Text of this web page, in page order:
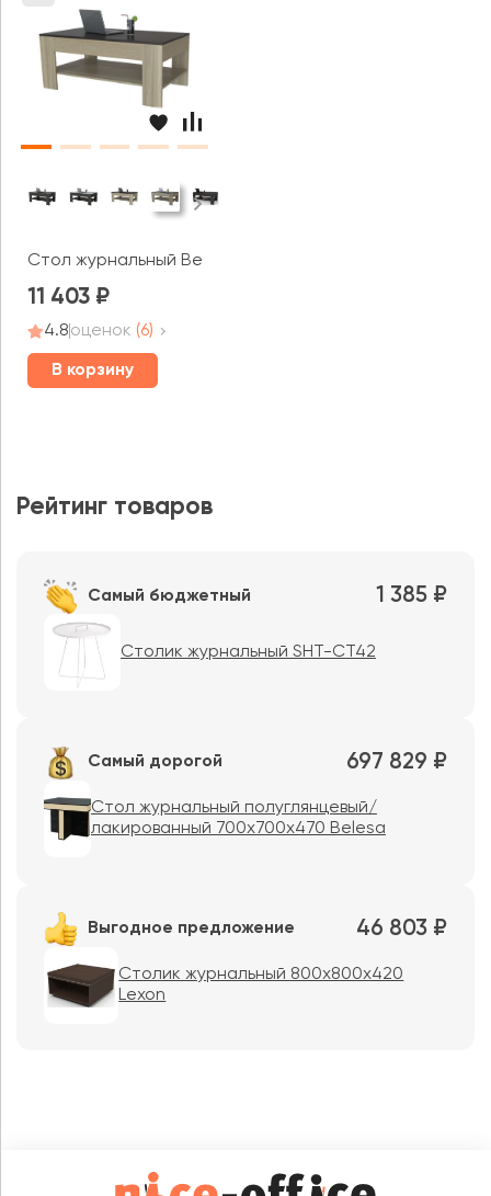
Стол журнальный BeautyStyle 26
11 403
4.8оценок (6)
В корзину
Рейтинг товаров
Самый бюджетный 1 385 ₽
Столик журнальный SHT-CT42
Самый дорогой 697 829 ₽
Стол журнальный полуглянцевый/
лакированный 700х700х470 Belesa
Выгодное предложение 46 803 ₽
Столик журнальный 800x800x420
Lexon